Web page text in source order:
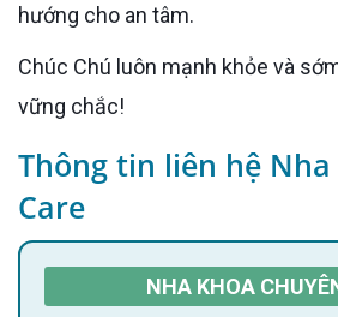
hướng cho an tâm.
Chúc Chú luôn mạnh khỏe và sớm có nụ cười tự tin,
vững chắc!
Thông tin liên hệ
Care
NHA KHOA